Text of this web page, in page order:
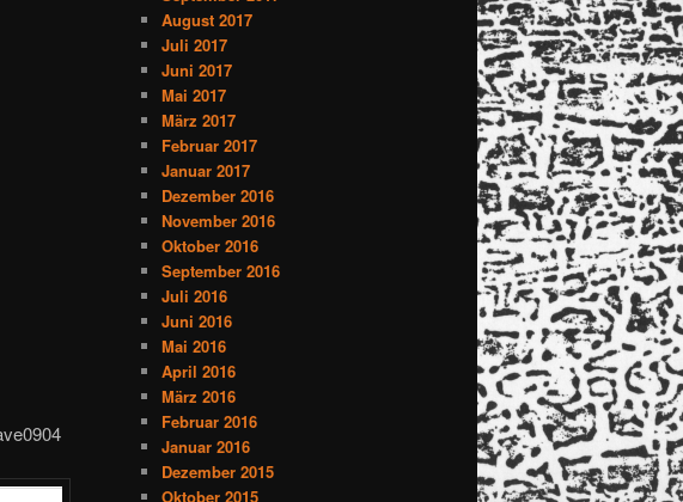
August 2017
Juli 2017
Juni 2017
Mai 2017
März 2017
Februar 2017
Januar 2017
Dezember 2016
November 2016
Oktober 2016
September 2016
Juli 2016
Juni 2016
Mai 2016
April 2016
März 2016
Februar 2016
Januar 2016
Dezember 2015
Oktober 2015